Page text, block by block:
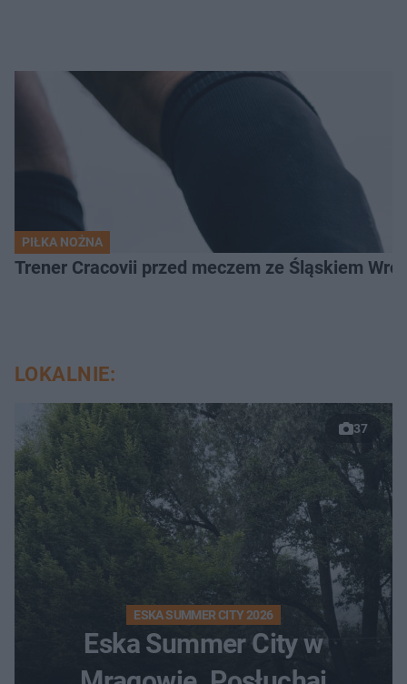
PIŁKA NOŻNA
Trener Cracovii przed meczem ze Śląskiem
LOKALNIE:
37
ESKA SUMMER CITY 2026
Eska Summer City w